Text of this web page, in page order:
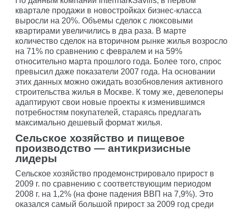
квартале продажи в новостройках бизнес-класса
выросли на 20%. Объемы сделок с люксовыми
квартирами увеличились в два раза. В марте
количество сделок на вторичном рынке жилья возросло
на 71% по сравнению с февралем и на 59%
относительно марта прошлого года. Более того, спрос
превысил даже показатели 2007 года. На основании
этих данных можно ожидать возобновления активного
строительства жилья в Москве. К тому же, девелоперы
адаптируют свои новые проекты к изменившимся
потребностям покупателей, стараясь предлагать
максимально дешевый формат жилья.
Сельское хозяйство и пищевое
производство — антикризисные
лидеры
Сельское хозяйство продемонстрировало прирост в
2009 г. по сравнению с соответствующим периодом
2008 г. на 1,2% (на фоне падения ВВП на 7,9%). Это
оказался самый большой прирост за 2009 год среди